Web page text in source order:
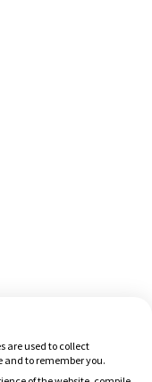
are used to collect
to remember you.